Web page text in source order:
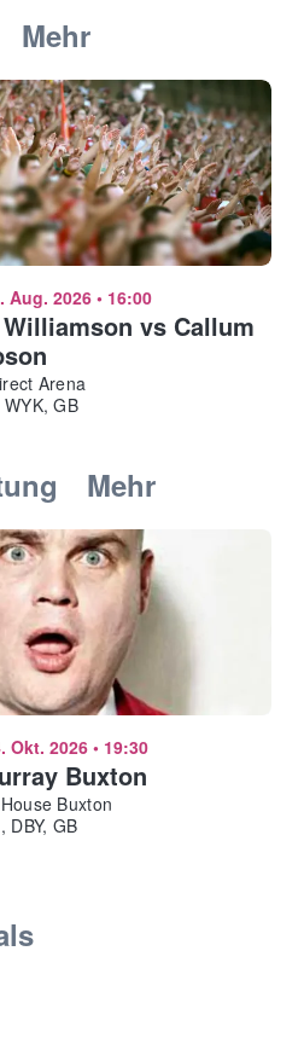
Mehr
Aug. 2026• 16:00
vs Callum
Arena
GB
Mehr
Okt. 2026• 19:30
Buxton
Buxton
DBY, GB